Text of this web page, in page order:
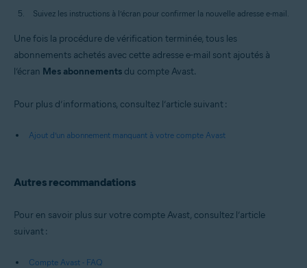
Suivez les instructions à l’écran pour confirmer la nouvelle adresse e-mail.
Une fois la procédure de vérification terminée, tous les
abonnements achetés avec cette adresse e-mail sont ajoutés à
l’écran Mes abonnements du compte Avast.
Pour plus d’informations, consultez l’article suivant :
Ajout d’un abonnement manquant à votre compte Avast
Autres recommandations
Pour en savoir plus sur votre compte Avast, consultez l’article
suivant :
Compte Avast - FAQ